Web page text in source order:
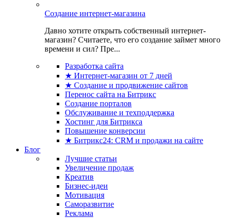
Создание интернет-магазина
Давно хотите открыть собственный интернет-
магазин? Считаете, что его создание займет много
времени и сил? Пре...
Разработка сайта
★ Интернет-магазин от 7 дней
★ Создание и продвижение сайтов
Перенос сайта на Битрикс
Создание порталов
Обслуживание и техподдержка
Хостинг для Битрикса
Повышение конверсии
★ Битрикс24: CRM и продажи на сайте
Блог
Лучшие статьи
Увеличение продаж
Креатив
Бизнес-идеи
Мотивация
Саморазвитие
Реклама